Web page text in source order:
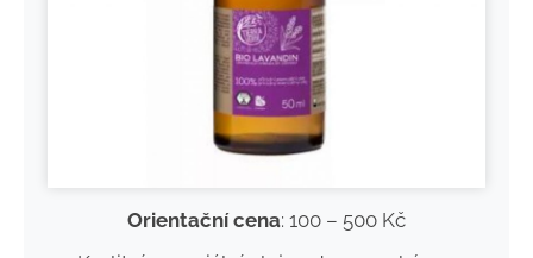
Orientační cena: 100 – 500 Kč